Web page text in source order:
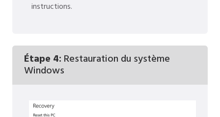
instructions.
Étape 4: Restauration du système
Windows